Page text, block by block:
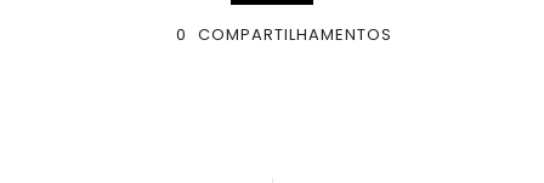
0 COMPARTILHAMENTOS